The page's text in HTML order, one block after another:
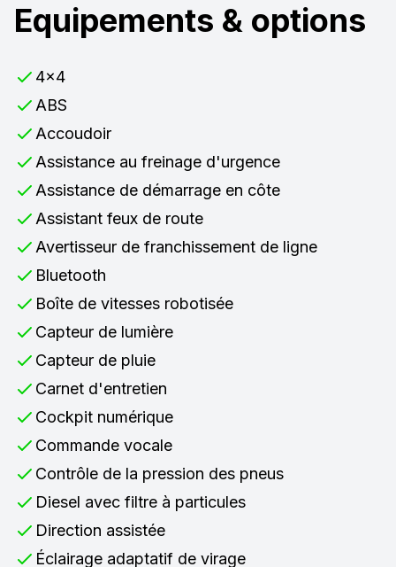
Equipements & options
4x4
ABS
Accoudoir
Assistance au freinage d'urgence
Assistance de démarrage en côte
Assistant feux de route
Avertisseur de franchissement de ligne
Bluetooth
Boîte de vitesses robotisée
Capteur de lumière
Capteur de pluie
Carnet d'entretien
Cockpit numérique
Commande vocale
Contrôle de la pression des pneus
Diesel avec filtre à particules
Direction assistée
Éclairage adaptatif de virage